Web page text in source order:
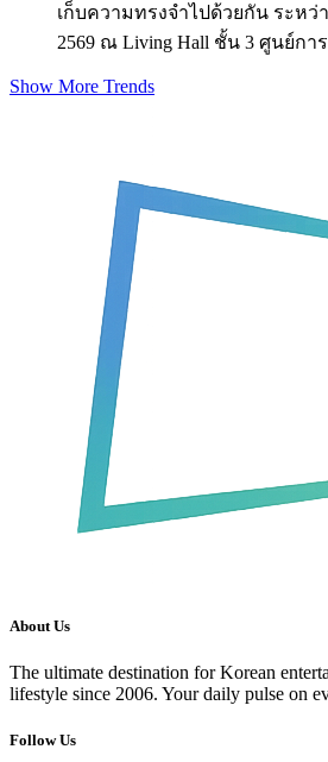
เก็บความทรงจำไปด้วยกัน ระหว่
2569 ณ Living Hall ชั้น 3 ศูนย์ก
Show More Trends
About Us
The ultimate destination for Korean
lifestyle since 2006. Your daily pulse on
Follow Us